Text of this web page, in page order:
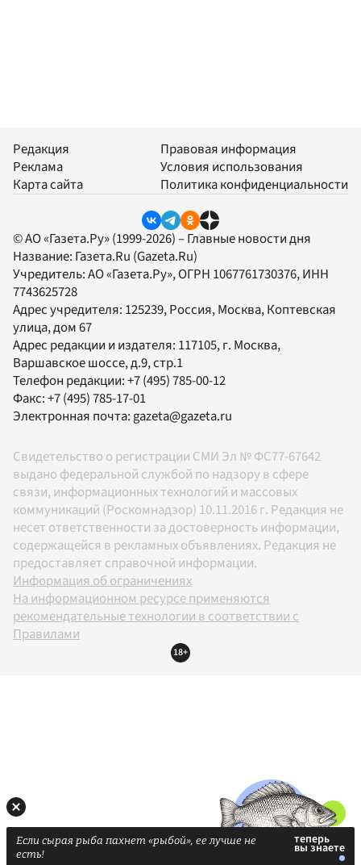
Редакция
Реклама
Карта сайта
Правовая информация
Условия использования
Политика конфиденциальности
© АО «Газета.Ру» (1999-2026) – Главные новости дня
Название: Газета.Ru (Gazeta.Ru)
Учредитель:АО «Газета.Ру», ОГРН 1067761730376, ИНН
7743625728
Адрес учредителя: 125239, Россия, Москва, Коптевская
улица, дом 67
Адрес редакции и издателя: 117105, г. Москва,
Варшавское шоссе, д.9, стр.1
Телефон редакции:+7 (495) 785-00-12
Факс:+7 (495) 785-17-01
Электронная почта: gazeta@gazeta.ru
Свидетельство о регистрации СМИ Эл № ФС77-67642
выдано федеральной службой по надзору в сфере
связи, информационных технологий и массовых
коммуникаций (Роскомнадзор) 10.11.2016 г. Редакция не
несет ответственности за достоверность информации,
содержащейся в рекламных объявлениях. Редакция не
предоставляет справочной информации.
Информация об ограничениях
На информационном ресурсе применяются
рекомендательные технологии в соответствии с
Правилами
18+
Если сырая рыба пахнет «рыбой», ее лучше не
есть!